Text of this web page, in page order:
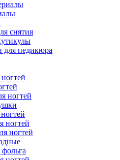
снятия
для педикюра
ногтей
ногтей
ногтей